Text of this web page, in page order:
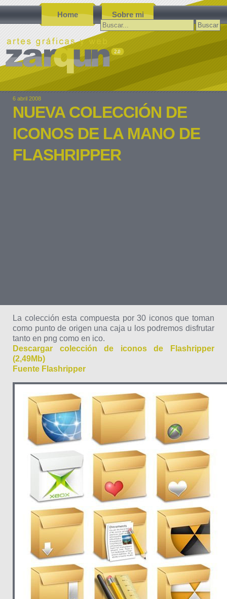
Home Sobre mi
Buscar:
6 abril 2008
NUEVA COLECCIÓN DE
ICONOS DE LA MANO DE
FLASHRIPPER
La colección esta compuesta por 30 iconos que toman
como punto de origen una caja u los podremos disfrutar
tanto en png como en ico.
Descargar colección de iconos de Flashripper
(2,49Mb)
Fuente Flashripper